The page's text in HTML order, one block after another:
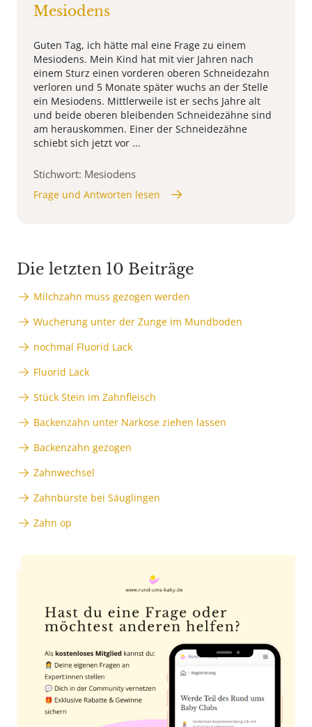
Mesiodens
Guten Tag, ich hätte mal eine Frage zu einem
Mesiodens. Mein Kind hat mit vier Jahren nach
einem Sturz einen vorderen oberen Schneidezahn
verloren und 5 Monate später wuchs an der Stelle
ein Mesiodens. Mittlerweile ist er sechs Jahre alt
und beide oberen bleibenden Schneidezähne sind
am herauskommen. Einer der Schneidezähne
schiebt sich jetzt vor ...
Stichwort: Mesiodens
Frage und Antworten lesen
Die letzten 10 Beiträge
Milchzahn muss gezogen werden
Wucherung unter der Zunge im Mundboden
nochmal Fluorid Lack
Fluorid Lack
Stück Stein im Zahnfleisch
Backenzahn unter Narkose ziehen lassen
Backenzahn gezogen
Zahnwechsel
Zahnbürste bei Säuglingen
Zahn op